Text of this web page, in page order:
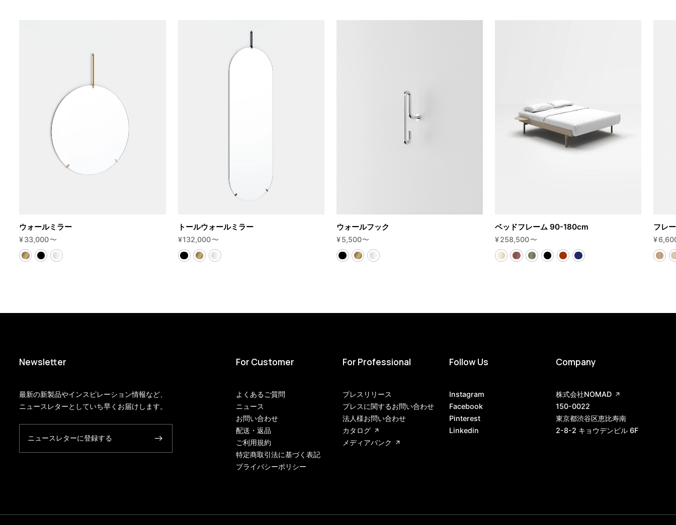
ウォールミラー
¥33,000〜
トールウォールミラー
¥132,000〜
ウォールフック
¥5,500〜
ベッドフレーム 90-180cm
¥258,500〜
フレ
¥
Newsletter
最新の新製品やインスピレーション情報など、
ニュースレターとしていち早くお届けします。
ニュースレターに登録する
For Customer
よくあるご質問
ニュース
お問い合わせ
配送・返品
ご利用規約
特定商取引法に基づく表記
プライバシーポリシー
For Professional
プレスリリース
プレスに関するお問い合わせ
法人様お問い合わせ
カタログ
メディアバンク
Follow Us
Instagram
Facebook
Pinterest
Linkedin
Company
株式会社NOMAD
150-0022
東京都渋谷区恵比寿南
2-8-2 キョウデンビル 6F